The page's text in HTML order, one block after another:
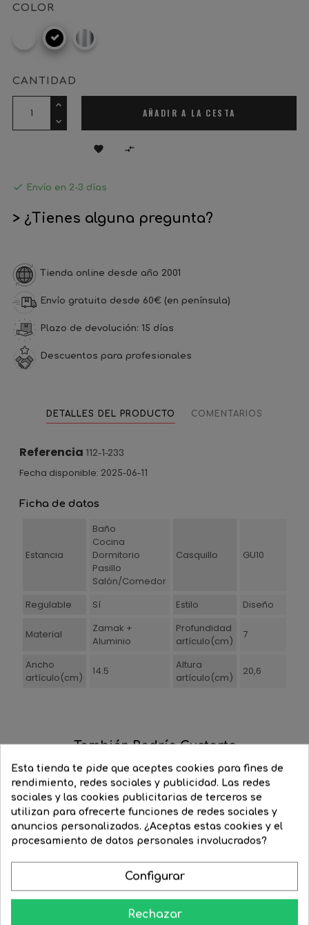
COLOR
9016
Negro
mate
Cromo
CANTIDAD
AÑADIR A LA CESTA
 
 Envío en 2-3 días
> ¿Tienes alguna pregunta?
Tienda online desde año 2001
Envío gratuito desde 60€ (en península)
Plazo de devolución: 15 días
Descuentos para profesionales
DETALLES DEL PRODUCTO COMENTARIOS
Referencia 112-1-233
Fecha disponible: 2025-06-11
Ficha de datos
Estancia
Baño
Cocina
Dormitorio
Pasillo
Salón/Comedor
Casquillo GU10
Regulable Sí Estilo Diseño
Material
Zamak +
Aluminio
Profundidad
artículo(cm)
7
Ancho
artículo(cm)
14.5
Altura
artículo(cm)
20,6
También Podría Gustarte
-46%
‹
Esta tienda te pide que aceptes cookies para fines de
rendimiento, redes sociales y publicidad. Las redes
sociales y las cookies publicitarias de terceros se
utilizan para ofrecerte funciones de redes sociales y
anuncios personalizados. ¿Aceptas estas cookies y el
procesamiento de datos personales involucrados?
Configurar
Rechazar